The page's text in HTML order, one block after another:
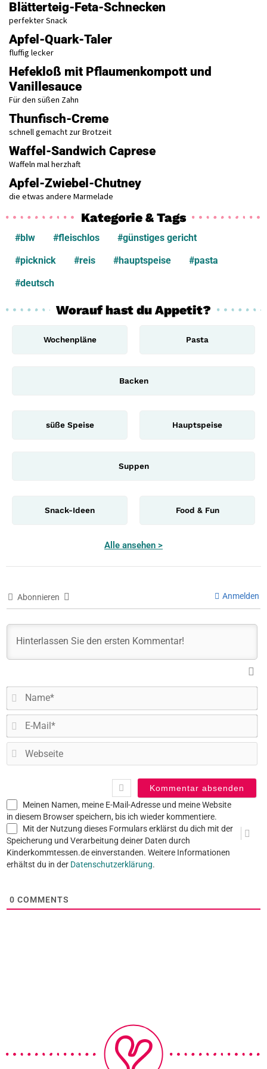
Blätterteig-Feta-Schnecken
perfekter Snack
Apfel-Quark-Taler
fluffig lecker
Hefekloß mit Pflaumenkompott und
Vanillesauce
Für den süßen Zahn
Thunfisch-Creme
schnell gemacht zur Brotzeit
Waffel-Sandwich Caprese
Waffeln mal herzhaft
Apfel-Zwiebel-Chutney
die etwas andere Marmelade
Kategorie & Tags
#blw #fleischlos
#günstiges gericht
#picknick
#reis #hauptspeise
#pasta
#deutsch
Worauf hast du Appetit?
Wochenpläne Pasta
Backen
süße Speise Hauptspeise
Suppen
Snack-Ideen Food & Fun
Alle ansehen >
Abonnieren Anmelden
E-
Meinen Namen, meine E-Mail-Adresse und meine Website
in diesem Browser speichern, bis ich wieder kommentiere.
Mit der Nutzung dieses Formulars erklärst du dich mit der
Speicherung und Verarbeitung deiner Daten durch
Kinderkommtessen.de einverstanden. Weitere Informationen
erhältst du in der Datenschutzerklärung.
0 COMMENTS